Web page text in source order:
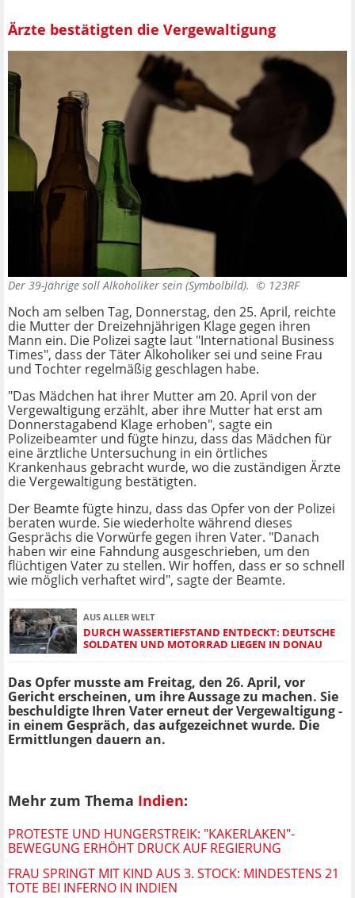
Ärzte bestätigten die Vergewaltigung
Der 39-Jährige soll Alkoholiker sein (Symbolbild). © 123RF
Noch am selben Tag, Donnerstag, den 25. April, reichte
die Mutter der Dreizehnjährigen Klage gegen ihren
Mann ein. Die Polizei sagte laut "International Business
Times", dass der Täter Alkoholiker sei und seine Frau
und Tochter regelmäßig geschlagen habe.
"Das Mädchen hat ihrer Mutter am 20. April von der
Vergewaltigung erzählt, aber ihre Mutter hat erst am
Donnerstagabend Klage erhoben", sagte ein
Polizeibeamter und fügte hinzu, dass das Mädchen für
eine ärztliche Untersuchung in ein örtliches
Krankenhaus gebracht wurde, wo die zuständigen Ärzte
die Vergewaltigung bestätigten.
Der Beamte fügte hinzu, dass das Opfer von der Polizei
beraten wurde. Sie wiederholte während dieses
Gesprächs die Vorwürfe gegen ihren Vater. "Danach
haben wir eine Fahndung ausgeschrieben, um den
flüchtigen Vater zu stellen. Wir hoffen, dass er so schnell
wie möglich verhaftet wird", sagte der Beamte.
AUS ALLER WELT
DURCH WASSERTIEFSTAND ENTDECKT: DEUTSCHE
SOLDATEN UND MOTORRAD LIEGEN IN DONAU
Das Opfer musste am Freitag, den 26. April, vor
Gericht erscheinen, um ihre Aussage zu machen. Sie
beschuldigte Ihren Vater erneut der Vergewaltigung -
in einem Gespräch, das aufgezeichnet wurde. Die
Ermittlungen dauern an.
Mehr zum Thema Indien:
PROTESTE UND HUNGERSTREIK: "KAKERLAKEN"-
BEWEGUNG ERHÖHT DRUCK AUF REGIERUNG
FRAU SPRINGT MIT KIND AUS 3. STOCK: MINDESTENS 21
TOTE BEI INFERNO IN INDIEN